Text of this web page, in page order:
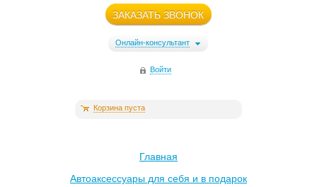
ЗАКАЗАТЬ ЗВОНОК
Онлайн-консультант
Войти
Корзина пуста
Главная
Автоаксессуары для себя и в подарок